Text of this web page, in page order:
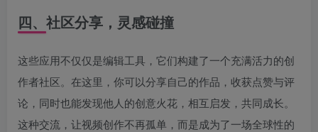
四、社区分享，灵感碰撞
这些应用不仅仅是编辑工具，它们构建了一个充满活力的创
作者社区。在这里，你可以分享自己的作品，收获点赞与评
论，同时也能发现他人的创意火花，相互启发，共同成长。
这种交流，让视频创作不再孤单，而是成为了一场全球性的